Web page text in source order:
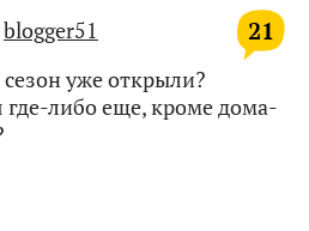
21
blogger51
уже открыли?
либо еще, кроме дома-